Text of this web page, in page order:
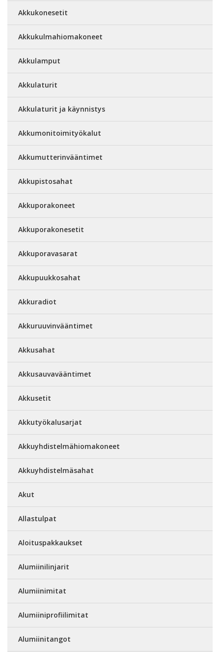
Akkukonesetit
Akkukulmahiomakoneet
Akkulamput
Akkulaturit
Akkulaturit ja käynnistys
Akkumonitoimityökalut
Akkumutterinvääntimet
Akkupistosahat
Akkuporakoneet
Akkuporakonesetit
Akkuporavasarat
Akkupuukkosahat
Akkuradiot
Akkuruuvinvääntimet
Akkusahat
Akkusauvavääntimet
Akkusetit
Akkutyökalusarjat
Akkuyhdistelmähiomakoneet
Akkuyhdistelmäsahat
Akut
Allastulpat
Aloituspakkaukset
Alumiinilinjarit
Alumiinimitat
Alumiiniprofiilimitat
Alumiinitangot